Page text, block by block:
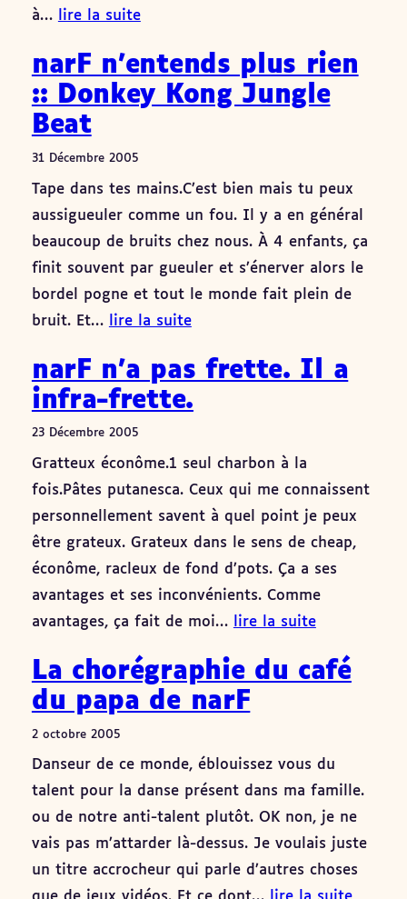
à…
lire la suite
narF n’entends plus rien
:: Donkey Kong Jungle
Beat
31 Décembre 2005
Tape dans tes mains.C’est bien mais tu peux
aussigueuler comme un fou. Il y a en général
beaucoup de bruits chez nous. À 4 enfants, ça
finit souvent par gueuler et s’énerver alors le
bordel pogne et tout le monde fait plein de
bruit. Et…
lire la suite
narF n’a pas frette. Il a
infra-frette.
23 Décembre 2005
Gratteux éconôme.1 seul charbon à la
fois.Pâtes putanesca. Ceux qui me connaissent
personnellement savent à quel point je peux
être grateux. Grateux dans le sens de cheap,
éconôme, racleux de fond d’pots. Ça a ses
avantages et ses inconvénients. Comme
avantages, ça fait de moi…
lire la suite
La chorégraphie du café
du papa de narF
2 octobre 2005
Danseur de ce monde, éblouissez vous du
talent pour la danse présent dans ma famille.
ou de notre anti-talent plutôt. OK non, je ne
vais pas m’attarder là-dessus. Je voulais juste
un titre accrocheur qui parle d’autres choses